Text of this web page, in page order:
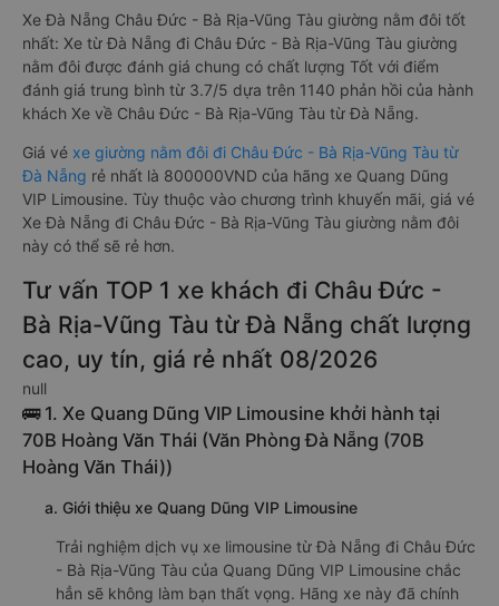
Xe Đà Nẵng Châu Đức - Bà Rịa-Vũng Tàu giường nằm đôi tốt
nhất: Xe từ Đà Nẵng đi Châu Đức - Bà Rịa-Vũng Tàu giường
nằm đôi được đánh giá chung có chất lượng Tốt với điểm
đánh giá trung bình từ 3.7/5 dựa trên 1140 phản hồi của hành
khách Xe về Châu Đức - Bà Rịa-Vũng Tàu từ Đà Nẵng.
Giá vé xe giường nằm đôi đi Châu Đức - Bà Rịa-Vũng Tàu từ
Đà Nẵng rẻ nhất là 800000VND của hãng xe Quang Dũng
VIP Limousine. Tùy thuộc vào chương trình khuyến mãi, giá vé
Xe Đà Nẵng đi Châu Đức - Bà Rịa-Vũng Tàu giường nằm đôi
này có thể sẽ rẻ hơn.
Tư vấn TOP 1 xe khách đi Châu Đức -
Bà Rịa-Vũng Tàu từ Đà Nẵng chất lượng
cao, uy tín, giá rẻ nhất 08/2026
null
🚌 1. Xe Quang Dũng VIP Limousine khởi hành tại
70B Hoàng Văn Thái (Văn Phòng Đà Nẵng (70B
Hoàng Văn Thái))
a. Giới thiệu xe Quang Dũng VIP Limousine
Trải nghiệm dịch vụ xe limousine từ Đà Nẵng đi Châu Đức
- Bà Rịa-Vũng Tàu của Quang Dũng VIP Limousine chắc
hẳn sẽ không làm bạn thất vọng. Hãng xe này đã chính